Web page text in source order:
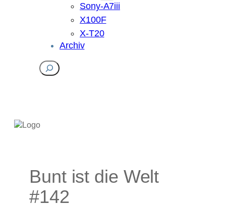
Sony-A7iii
X100F
X-T20
Archiv
Suchen
Bunt ist die Welt
#142